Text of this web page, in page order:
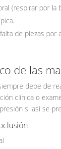
(respirar por la
de piezas por
de las
debe de
clínica o
si así se